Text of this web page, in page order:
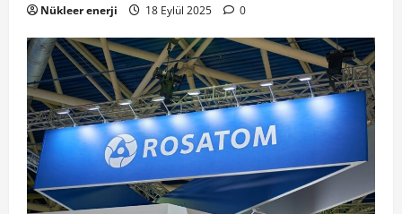
Nükleer enerji 18 Eylül 2025 0